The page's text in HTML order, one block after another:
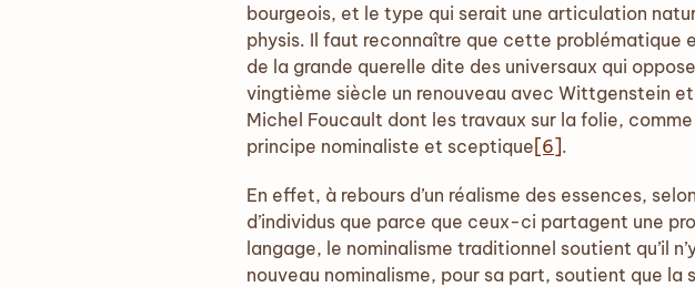
bourgeois, et le type qui serait une articulation
physis. Il faut reconnaître que cette problématique
de la grande querelle dite des universaux qui
vingtième siècle un renouveau avec Wittgenstein
Michel Foucault dont les travaux sur la folie,
principe nominaliste et sceptique[6].
En effet, à rebours d’un réalisme des essences,
d’individus que parce que ceux-ci partagent une
langage, le nominalisme traditionnel soutient qu’il
nouveau nominalisme, pour sa part, soutient que